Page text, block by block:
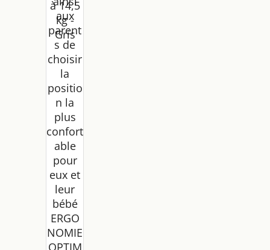
à 14,5
kg -
Gris
aux
parent
s de
choisir
la
positio
n la
plus
confort
able
pour
eux et
leur
bébé
ERGO
NOMIE
OPTIM